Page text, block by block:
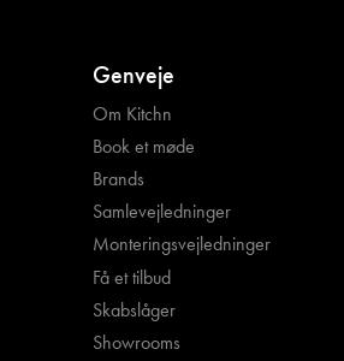
Genveje
Om Kitchn
Book et møde
Brands
Samlevejledninger
Monteringsvejledninger
Få et tilbud
Skabslåger
Showrooms